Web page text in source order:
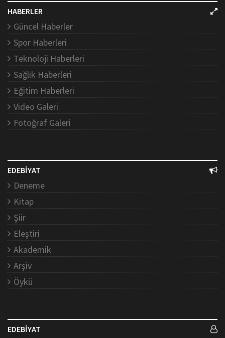
HABERLER
Güncel Haberler
Spor Haberleri
Teknoloji Haberleri
Sağlık Haberleri
Eğitim Haberleri
Video Galeri
Fotoğraf Galeri
EDEBİYAT
Deneme
Kitap
Şiir
Eleştiri
Akademik
Arşiv
Öykü
EDEBİYAT